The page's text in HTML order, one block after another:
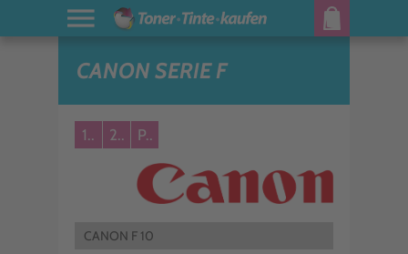
CANON SERIE F
1.. 2.. P..
CANON F 10